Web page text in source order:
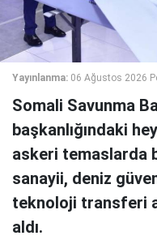
Yayınlanma: 06 Ağustos 2026
Somali Savunma
başkanlığındaki
askeri temaslarda
sanayii, deniz
teknoloji transferi
aldı.